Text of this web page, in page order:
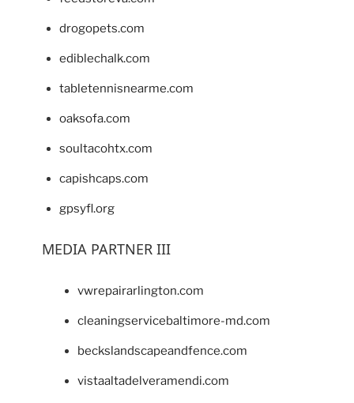
drogopets.com
ediblechalk.com
tabletennisnearme.com
oaksofa.com
soultacohtx.com
capishcaps.com
gpsyfl.org
MEDIA PARTNER III
vwrepairarlington.com
cleaningservicebaltimore-md.com
beckslandscapeandfence.com
vistaaltadelveramendi.com